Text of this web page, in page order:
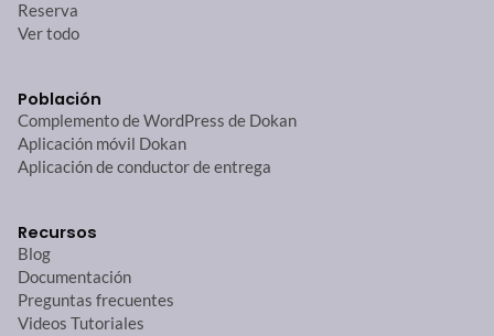
Reserva
Ver todo
Población
Complemento de WordPress de Dokan
Aplicación móvil Dokan
Aplicación de conductor de entrega
Recursos
Blog
Documentación
Preguntas frecuentes
Videos Tutoriales